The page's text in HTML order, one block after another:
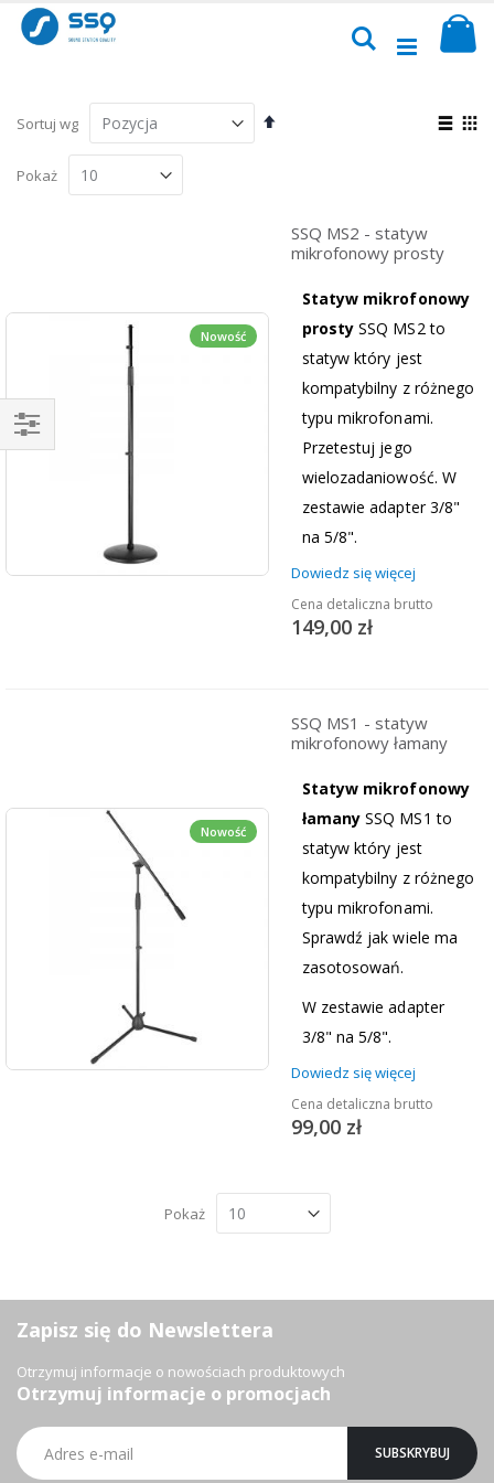
Przejdź
do
treści
Szukaj
Sortuj wg
Ustaw
Pokaż
Nowość
SSQ MS2 - statyw
mikrofonowy prosty
Statyw mikrofonowy
prosty SSQ MS2 to
statyw który jest
kompatybilny z różnego
typu mikrofonami.
Przetestuj jego
wielozadaniowość. W
zestawie adapter 3/8"
na 5/8".
Dowiedz się więcej
Cena detaliczna brutto
149,00 zł
Nowość
SSQ MS1 - statyw
mikrofonowy łamany
Statyw mikrofonowy
łamany SSQ MS1 to
statyw który jest
kompatybilny z różnego
typu mikrofonami.
Sprawdź jak wiele ma
zasotosowań.
W zestawie adapter
3/8" na 5/8".
Dowiedz się więcej
Cena detaliczna brutto
99,00 zł
Pokaż
Kupuj
Zapisz się do Newslettera
Otrzymuj informacje o nowościach produktowych
Otrzymuj informacje o promocjach
Subskrybuj
nasz
newsletter:
SUBSKRYBUJ